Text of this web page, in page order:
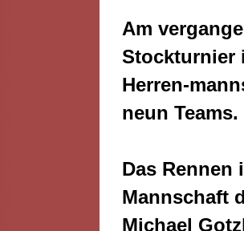
Am
Stockturnier
Herren-
neun Teams.
Das Rennen
Mannschaft
Michael